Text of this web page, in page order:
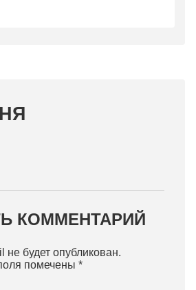
КОММЕНТАРИЙ
будет опубликован.
помечены *